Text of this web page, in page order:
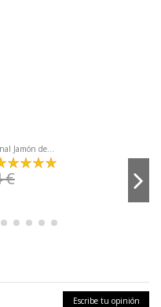
Jamón de...
€
Escribe tu opinión